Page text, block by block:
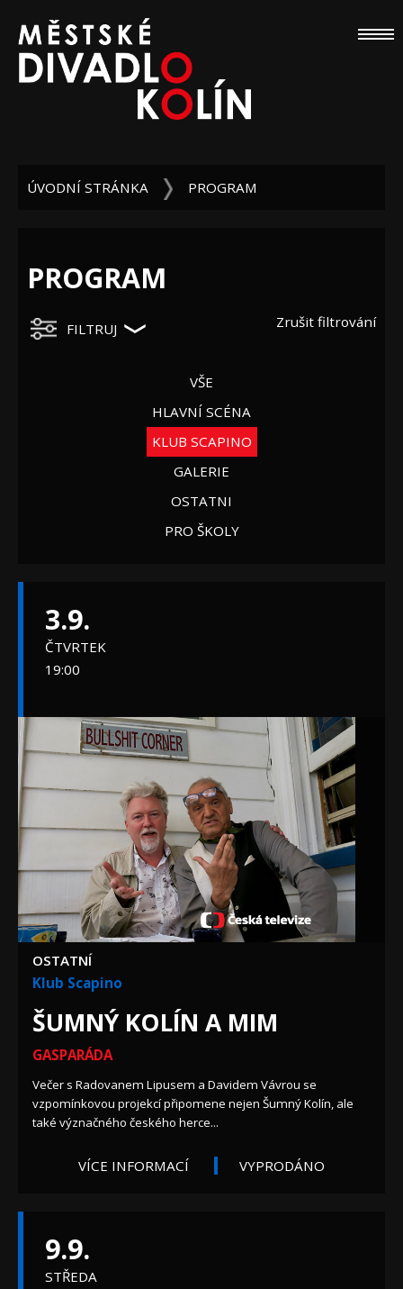
ÚVODNÍ STRÁNKA PROGRAM
PROGRAM
FILTRUJ Zrušit filtrování
VŠE
HLAVNÍ SCÉNA
KLUB SCAPINO
GALERIE
OSTATNI
PRO ŠKOLY
3.9.
ČTVRTEK
19:00
OSTATNÍ
Klub Scapino
ŠUMNÝ KOLÍN A MIM
GASPARÁDA
Večer s Radovanem Lipusem a Davidem Vávrou se
vzpomínkovou projekcí připomene nejen Šumný Kolín, ale
také význačného českého herce...
VÍCE INFORMACÍ VYPRODÁNO
9.9.
STŘEDA